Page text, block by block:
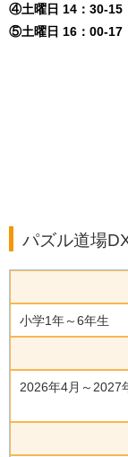
④土曜日 14：30-15
⑤土曜日 16：00-17
パズル道場
小学1年～6年生
2026年4月～2027